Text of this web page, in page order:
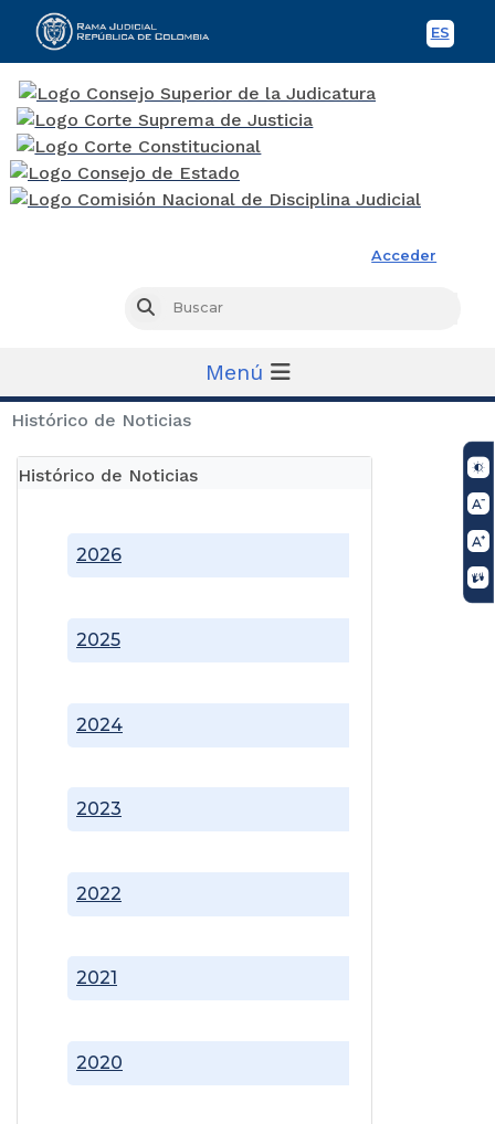
ES
Acceder
Buscar
Menú
Histórico de Noticias
Histórico de Noticias
2020
2021
2022
2023
2024
2025
2026